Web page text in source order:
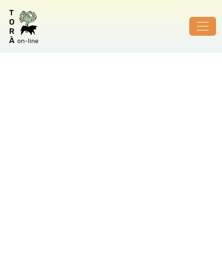
ID de foto no vàlid